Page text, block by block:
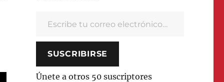
SUSCRIBIRSE
Únete a otros 50 suscriptores